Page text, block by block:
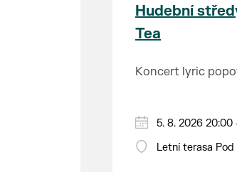
Hudební
Tea
Koncert lyric
5. 8. 2026 20:00
Letní terasa Pod